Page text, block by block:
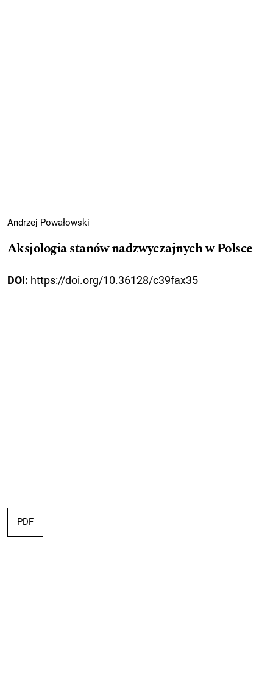
Andrzej Powałowski
Aksjologia stanów nadzwyczajnych w Polsce
DOI: https://doi.org/10.36128/c39fax35
PDF